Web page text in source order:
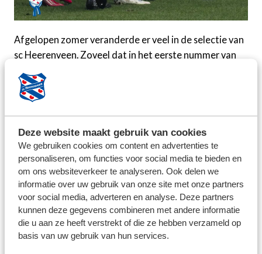
Deze website maakt gebruik van cookies
We gebruiken cookies om content en advertenties te
personaliseren, om functies voor social media te bieden en
om ons websiteverkeer te analyseren. Ook delen we
informatie over uw gebruik van onze site met onze partners
voor social media, adverteren en analyse. Deze partners
kunnen deze gegevens combineren met andere informatie
die u aan ze heeft verstrekt of die ze hebben verzameld op
basis van uw gebruik van hun services.
Afgelopen zomer veranderde er veel in de selectie van
sc Heerenveen. Zoveel dat in het eerste nummer van
deze voetbaljaargang niet alle nieuwkomers aan het
woord zijn geweest. Dat wordt nu goedgemaakt. Ringo
Meerveld vertelt over zijn doelen: "Als ik aan de bal ben,
hoop ik dat de supporters op het puntje van hun stoel
gaan zitten." De vleugelverdedigers Vasilios Zagaritis
en Mats Egbring stellen zich ook voor, terwijl Nordin
Bakker aan de tand wordt gevoeld in het kruisverhoor.
Daarnaast komen Akademy-talent Kobus Bruinsma,
vrouwen-speelster Eef Kerkhof, oud-speelster Fenna
Kalma én meerdere seizoenkaarthouders aan het
woord. Wil je al deze verhalen lezen, maar ben je geen